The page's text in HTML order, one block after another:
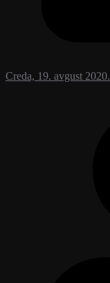
Creda, 19. avgust 2020.